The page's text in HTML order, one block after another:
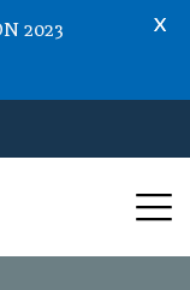
2023
X